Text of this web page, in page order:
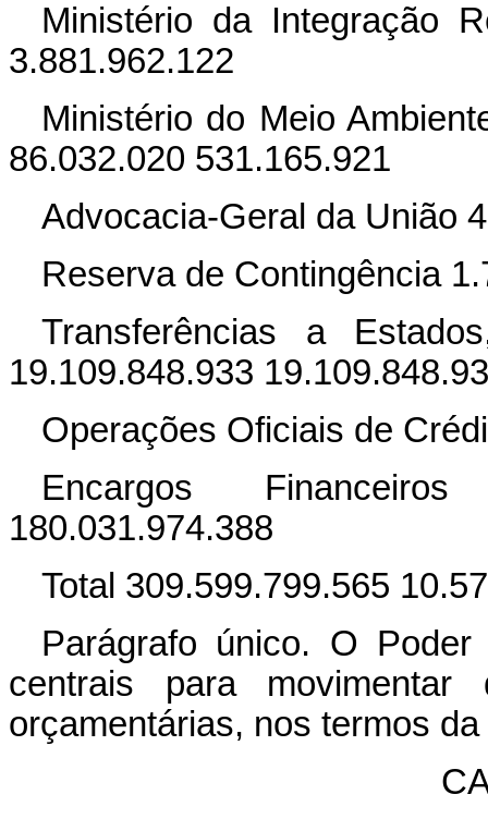
Ministério da Integração
3.881.962.122
Ministério do Meio
86.032.020 531.165.921
Advocacia-Geral da União
Reserva de Contingência
Transferências a
19.109.848.933
Operações Oficiais de
Encargos
180.031.974.388
Total 309.599.799.565
Parágrafo único. O
centrais para movimentar
orçamentárias, nos termos